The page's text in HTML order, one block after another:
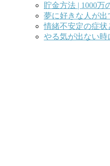
貯金方法 | 1000万
夢に好きな人が出
情緒不安定の症状
やる気が出ない時